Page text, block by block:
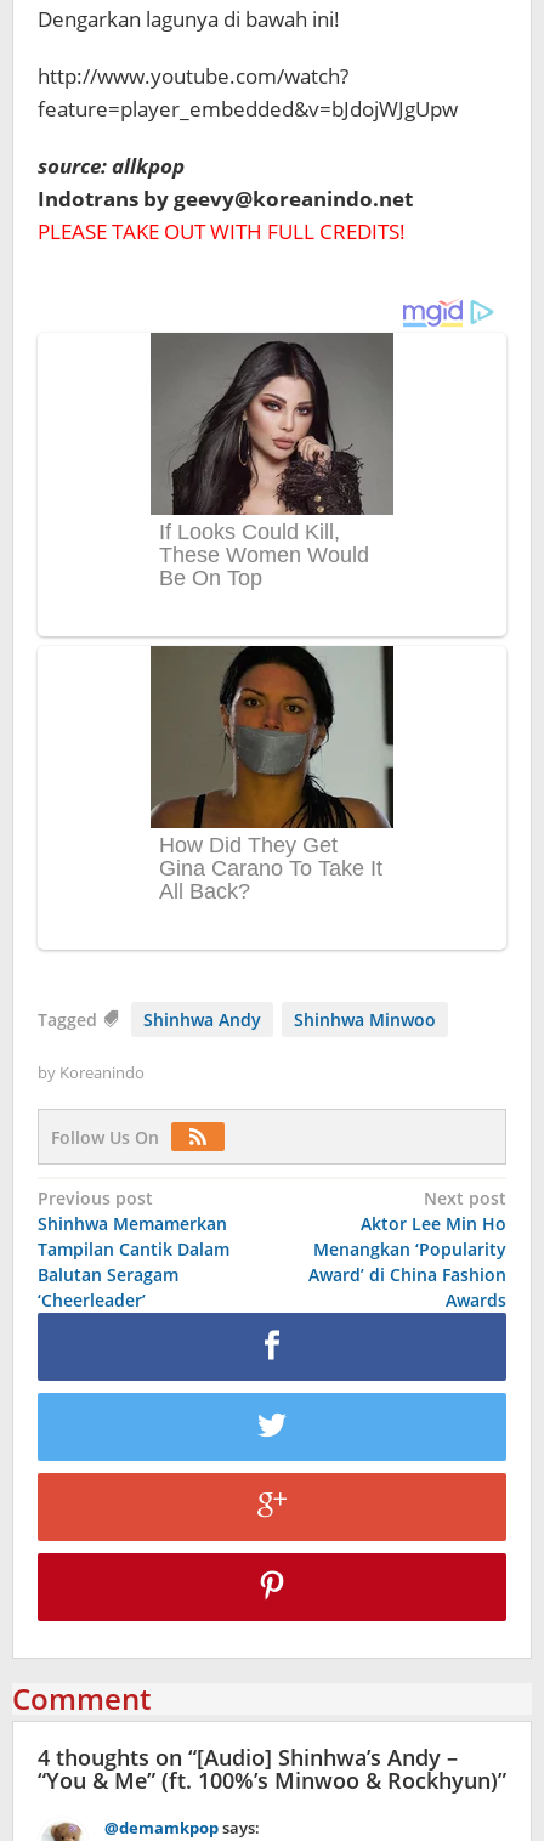
Dengarkan lagunya di bawah ini!
http://www.youtube.com/watch?
feature=player_embedded&v=bJdojWJgUpw
source: allkpop
Indotrans by geevy@koreanindo.net
PLEASE TAKE OUT WITH FULL CREDITS!
Tagged Shinhwa Andy Shinhwa Minwoo
by Koreanindo
Follow Us On
Post
navigation
Previous post
Shinhwa Memamerkan
Tampilan Cantik Dalam
Balutan Seragam
‘Cheerleader’
Next post
Aktor Lee Min Ho
Menangkan ‘Popularity
Award’ di China Fashion
Awards
Comment
4 thoughts on “[Audio] Shinhwa’s Andy –
“You & Me” (ft. 100%’s Minwoo & Rockhyun)”
@demamkpopsays: